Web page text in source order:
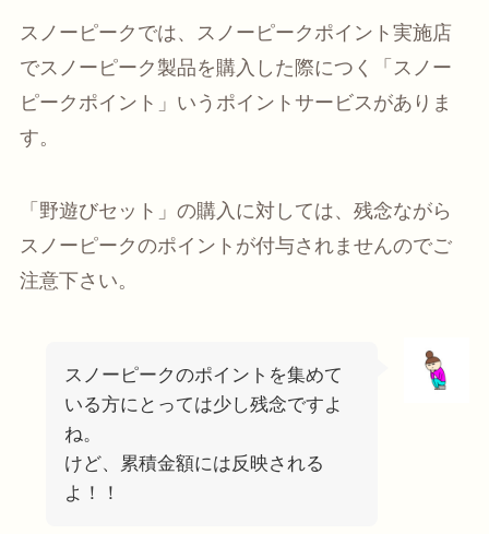
スノーピークでは、スノーピークポイント実施店
でスノーピーク製品を購入した際につく「スノー
ピークポイント」いうポイントサービスがありま
す。
「野遊びセット」の購入に対しては、残念ながら
スノーピークのポイントが付与されませんのでご
注意下さい。
スノーピークのポイントを集めて
いる方にとっては少し残念ですよ
ね。
けど、累積金額には反映される
よ！！